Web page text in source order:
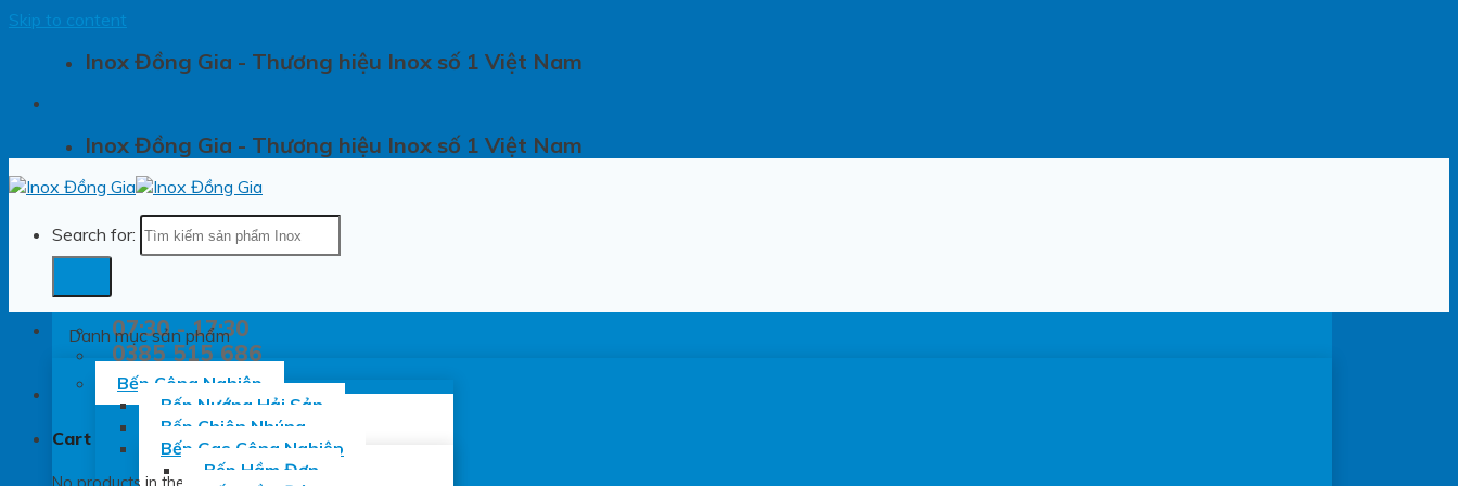
Skip to content
Inox Đồng Gia - Thương hiệu Inox số 1 Việt Nam
Inox Đồng Gia - Thương hiệu Inox số 1 Việt Nam
Search for:
07:30 - 17:30
0385 515 686
Cart
Danh mục sản phẩm
Bếp Công Nghiệp
Bếp Nướng Hải Sản
Bếp Chiên Nhúng
Bếp Gas Công Nghiệp
Bếp Hầm Đơn